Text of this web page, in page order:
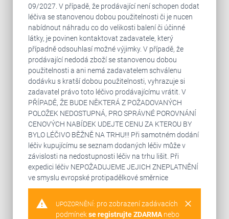
09/2027. V případě, že prodávající není schopen dodat
léčiva se stanovenou dobou použitelnosti či je nucen
nabídnout náhradu co do velikosti balení či účinné
látky, je povinen kontaktovat zadavatele, který
případně odsouhlasí možné výjimky. V případě, že
prodávající nedodá zboží se stanovenou dobou
použitelnosti a ani nemá zadavatelem schválenu
dodávku s kratší dobou použitelnosti, vyhrazuje si
zadavatel právo toto léčivo prodávajícímu vrátit. V
PŘÍPADĚ, ŽE BUDE NĚKTERÁ Z POŽADOVANÝCH
POLOŽEK NEDOSTUPNÁ, PRO SPRÁVNÉ POROVNÁNÍ
CENOVÝCH NABÍDEK UDEJTE CENU ZA KTEROU BY
BYLO LÉČIVO BĚŽNĚ NA TRHU!!! Při samotném dodání
léčiv kupujícímu se seznam dodaných léčiv může v
závislosti na nedostupnosti léčiv na trhu lišit. Při
expedici léčiv NEPOŽADUJEME JEJICH ZNEPLATNĚNÍ
ve smyslu evropské protipadělkové směrnice
warning clear
UPOZORNĚNÍ: pro zobrazení zadávacích
podmínekse registrujte ZDARMAnebo